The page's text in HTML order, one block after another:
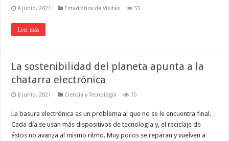
8 junio, 2021 Estadística de Visitas 53
Leer más
La sostenibilidad del planeta apunta a la
chatarra electrónica
8 junio, 2021 Ciencia y Tecnología 70
La basura electrónica es un problema al que no se le encuentra final.
Cada día se usan más dispositivos de tecnología y, el reciclaje de
éstos no avanza al mismo ritmo. Muy pocos se reparan y vuelven a